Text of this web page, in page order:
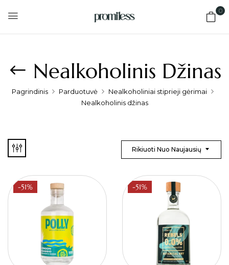
0
Nealkoholinis Džinas
Pagrindinis Parduotuvė
Nealkoholiniai stiprieji gėrimai
Nealkoholinis džinas
Rikiuoti Nuo Naujausių
-51% -51%